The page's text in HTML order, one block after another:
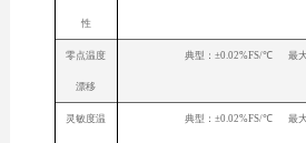
性
零点温度
漂移
典型：±0.02%FS/℃ 最
灵敏度温 典型：±0.02%FS/℃ 最